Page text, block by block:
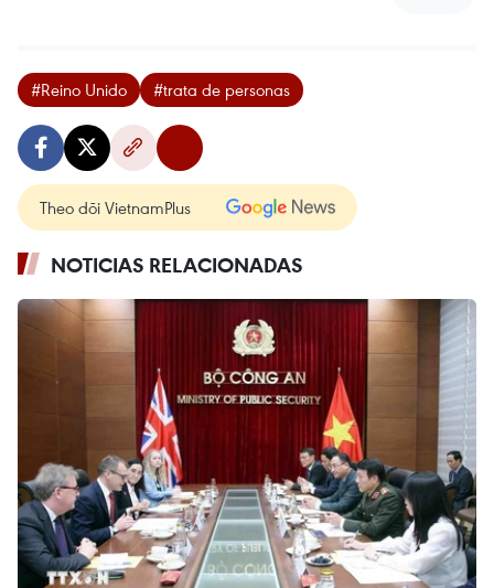
#Reino Unido #trata de personas
Theo dõi VietnamPlus
NOTICIAS RELACIONADAS